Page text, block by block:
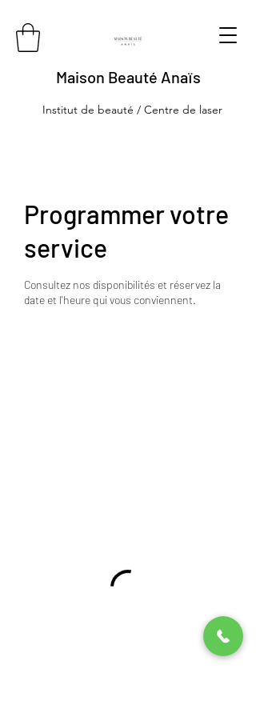
Maison Beauté Anaïs
Institut de beauté / Centre de laser
Programmer votre
service
Consultez nos disponibilités et réservez la
date et l'heure qui vous conviennent.